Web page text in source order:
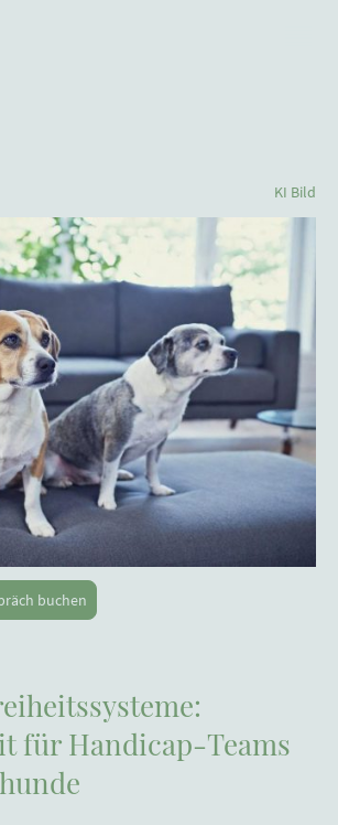
für Handicap-Teams
KI Bild
buchen